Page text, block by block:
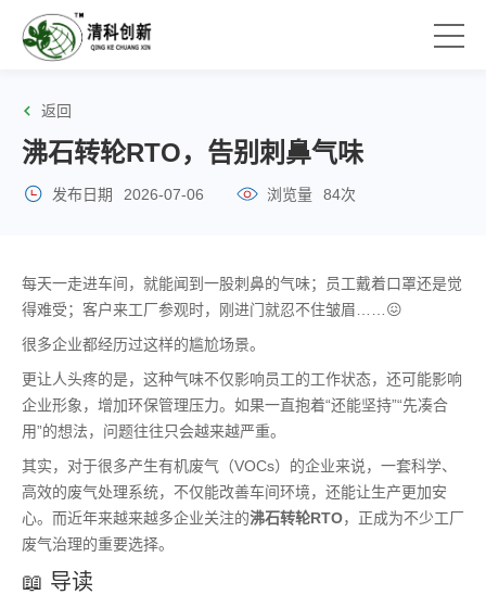
返回
沸石转轮RTO，告别刺鼻气味
发布日期 2026-07-06 浏览量 84次
每天一走进车间，就能闻到一股刺鼻的气味；员工戴着口罩还是觉
得难受；客户来工厂参观时，刚进门就忍不住皱眉……😖
很多企业都经历过这样的尴尬场景。
更让人头疼的是，这种气味不仅影响员工的工作状态，还可能影响
企业形象，增加环保管理压力。如果一直抱着“还能坚持”“先凑合
用”的想法，问题往往只会越来越严重。
其实，对于很多产生有机废气（VOCs）的企业来说，一套科学、
高效的废气处理系统，不仅能改善车间环境，还能让生产更加安
心。而近年来越来越多企业关注的沸石转轮RTO，正成为不少工厂
废气治理的重要选择。
📖 导读